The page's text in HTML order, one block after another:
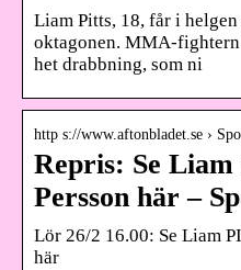
Liam Pitts, 18, får i
oktagonen. MMA-fightern
het drabbning, som ni
http s://www.aftonbladet.se ›
Repris: Se
Persson här –
Lör 26/2 16.00: Se Liam
här